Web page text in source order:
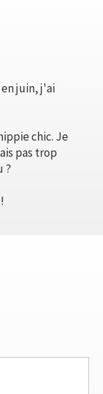
juin, j'ai
chic. Je
pas trop
?